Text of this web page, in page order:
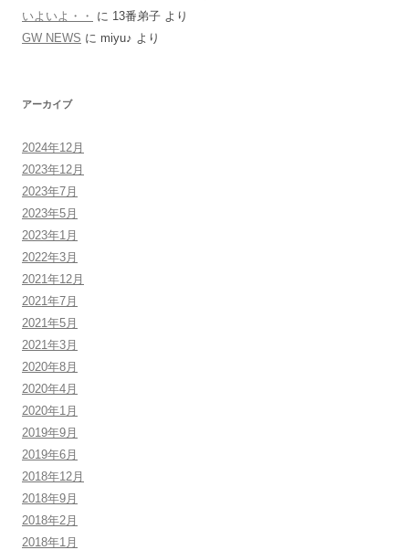
いよいよ・・
に 13番弟子 より
GW NEWS に miyu♪ より
アーカイブ
2024年12月
2023年12月
2023年7月
2023年5月
2023年1月
2022年3月
2021年12月
2021年7月
2021年5月
2021年3月
2020年8月
2020年4月
2020年1月
2019年9月
2019年6月
2018年12月
2018年9月
2018年2月
2018年1月